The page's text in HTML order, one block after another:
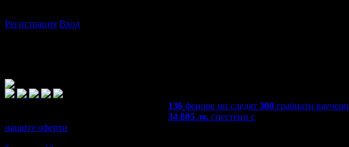
Регистрация Вход
136 фенове ни следят 300 грабнати ваучери
34 805лв. спестени с
нашите оферти